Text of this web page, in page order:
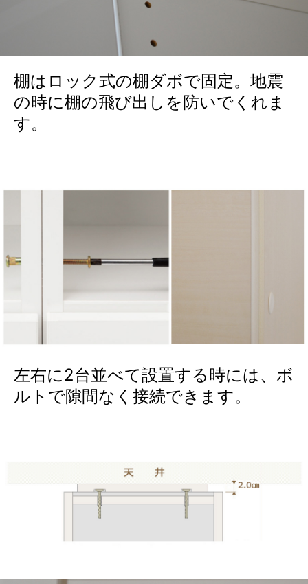
棚はロック式の棚ダボで固定。地震
の時に棚の飛び出しを防いでくれま
す。
左右に2台並べて設置する時には、ボ
ルトで隙間なく接続できます。